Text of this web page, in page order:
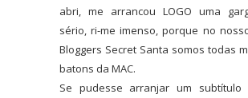
abri, me arrancou LOGO uma
sério, ri-me imenso, porque no
Bloggers Secret Santa somos todas
batons da MAC.
Se pudesse arranjar um subtítulo